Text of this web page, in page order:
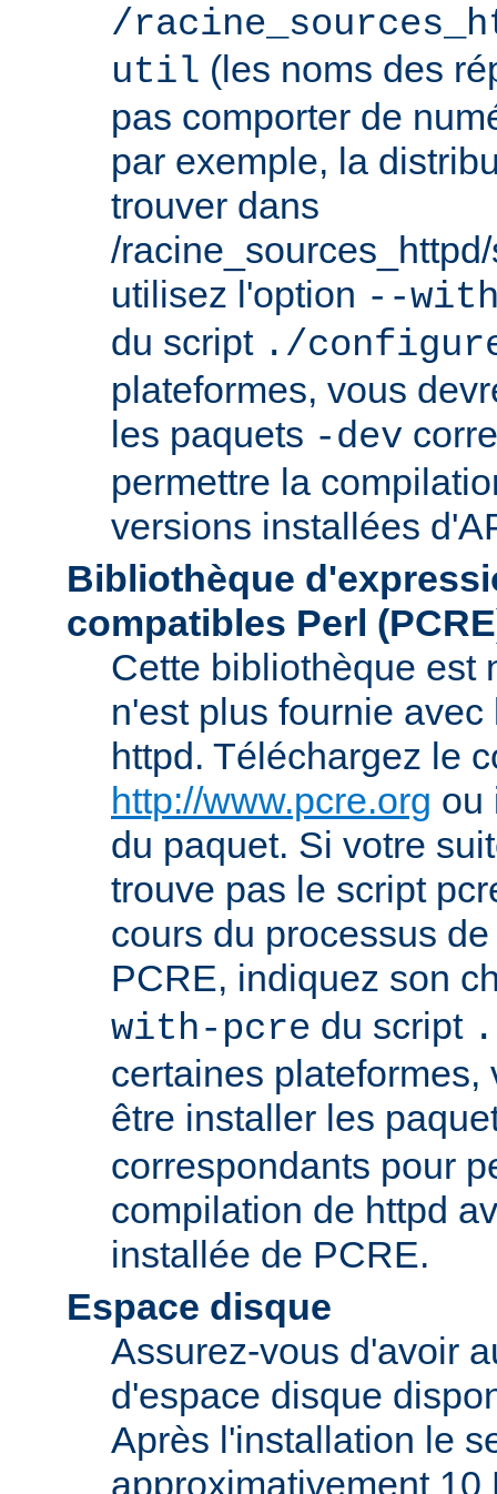
/
util (les noms des
pas comporter de
par exemple, la
trouver dans
/
utilisez l'option --
du script ./
plateformes, vous
les paquets -dev
permettre la
versions installées
Bibliothèque
compatibles Perl
Cette bibliothèque est
n'est plus fournie
httpd. Téléchargez le
http://www.pcre.org ou
du paquet. Si votre
trouve pas le script
cours du processus
PCRE, indiquez son
with-pcre du script
certaines plateformes,
être installer les
correspondants pour
compilation de httpd
installée de PCRE.
Espace disque
Assurez-vous d'avoir
d'espace disque
Après l'installation le
approximativement